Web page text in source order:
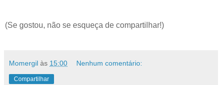
(Se gostou, não se esqueça de compartilhar!)
Momergil às 15:00 Nenhum comentário:
Compartilhar